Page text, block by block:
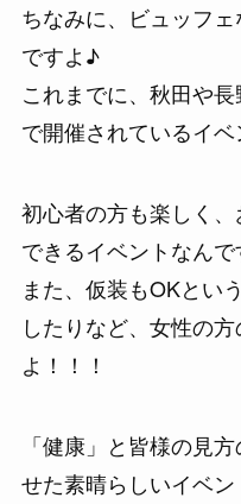
ちなみに、ビュッフ
ですよ♪
これまでに、秋田や
で開催されているイベ
初心者の方も楽しく
できるイベントなんで
また、仮装もOKとい
したりなど、女性の
よ！！！
「健康」と皆様の見
せた素晴らしいイベ